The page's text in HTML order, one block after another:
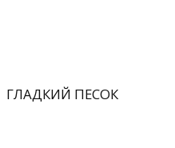
ГЛАДКИЙ ПЕСОК